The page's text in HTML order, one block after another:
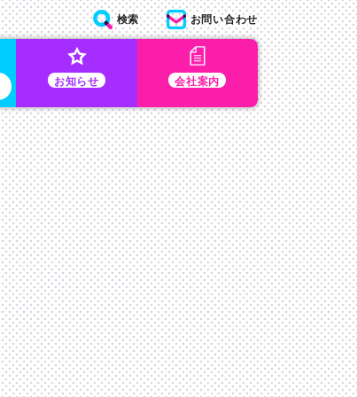
お知らせ 会社案内
検索 お問い合わせ